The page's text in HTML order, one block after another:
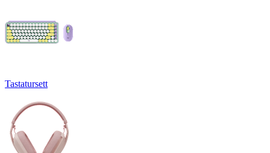
Tastatursett